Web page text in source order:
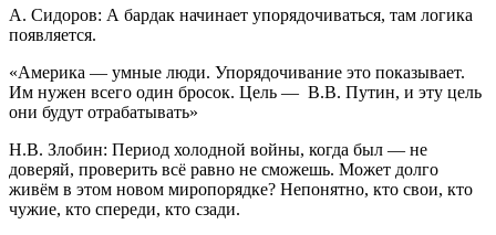
А. Сидоров: А бардак начинает упорядочиваться, там логика
появляется.
«Америка — умные люди. Упорядочивание это показывает.
Им нужен всего один бросок. Цель — В.В. Путин, и эту цель
они будут отрабатывать»
Н.В. Злобин: Период холодной войны, когда был — не
доверяй, проверить всё равно не сможешь. Может долго
живём в этом новом миропорядке? Непонятно, кто свои, кто
чужие, кто спереди, кто сзади.